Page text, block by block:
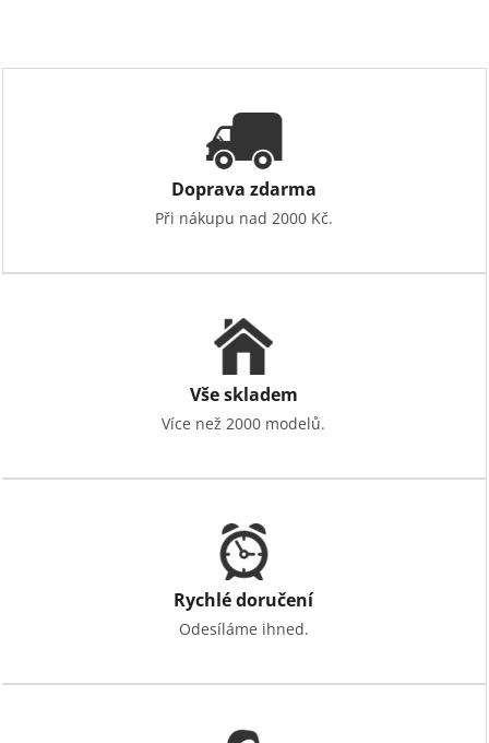
Doprava zdarma
Při nákupu nad 2000 Kč.
Vše skladem
Více než 2000 modelů.
Rychlé doručení
Odesíláme ihned.